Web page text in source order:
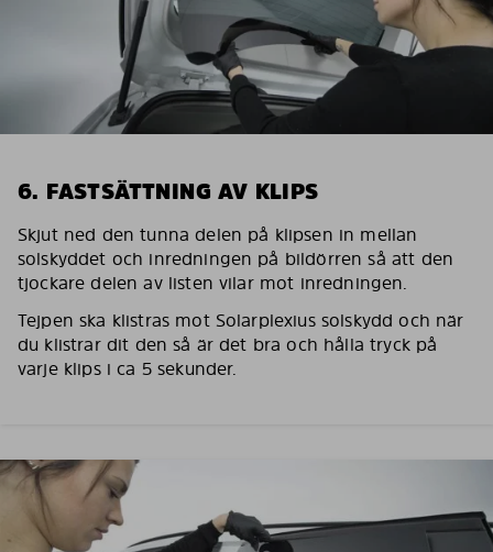
6. FASTSÄTTNING AV KLIPS
Skjut ned den tunna delen på klipsen in mellan
solskyddet och inredningen på bildörren så att den
tjockare delen av listen vilar mot inredningen.
Tejpen ska klistras mot Solarplexius solskydd och när
du klistrar dit den så är det bra och hålla tryck på
varje klips i ca 5 sekunder.